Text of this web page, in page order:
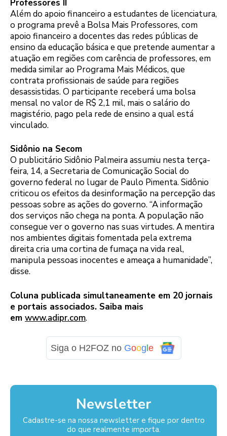
Professores II
Além do apoio financeiro a estudantes de licenciatura,
o programa prevê a Bolsa Mais Professores, com
apoio financeiro a docentes das redes públicas de
ensino da educação básica e que pretende aumentar a
atuação em regiões com carência de professores, em
medida similar ao Programa Mais Médicos, que
contrata profissionais de saúde para regiões
desassistidas. O participante receberá uma bolsa
mensal no valor de R$ 2,1 mil, mais o salário do
magistério, pago pela rede de ensino a qual está
vinculado.
Sidônio na Secom
O publicitário Sidônio Palmeira assumiu nesta terça-
feira, 14, a Secretaria de Comunicação Social do
governo federal no lugar de Paulo Pimenta. Sidônio
criticou os efeitos da desinformação na percepção das
pessoas sobre as ações do governo. “A informação
dos serviços não chega na ponta. A população não
consegue ver o governo nas suas virtudes. A mentira
nos ambientes digitais fomentada pela extrema
direita cria uma cortina de fumaça na vida real,
manipula pessoas inocentes e ameaça a humanidade”,
disse.
Coluna publicada simultaneamente em 20 jornais
e portais associados. Saiba mais
em www.adipr.com.
Siga o H2FOZ no Goog e
Newsletter
Cadastre-se na nossa newsletter e fique por dentro
do que realmente importa.